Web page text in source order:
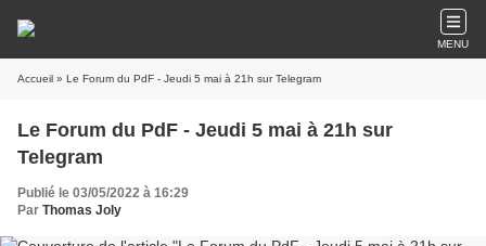
MENU
Accueil » Le Forum du PdF - Jeudi 5 mai à 21h sur Telegram
Le Forum du PdF - Jeudi 5 mai à 21h sur
Telegram
Publié le 03/05/2022 à 16:29
Par Thomas Joly